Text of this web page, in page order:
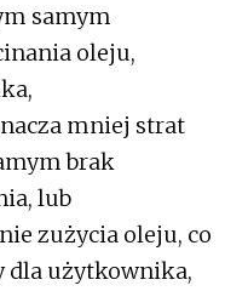
samym
oleju,
mniej strat
brak
lub
zużycia oleju, co
dla użytkownika,